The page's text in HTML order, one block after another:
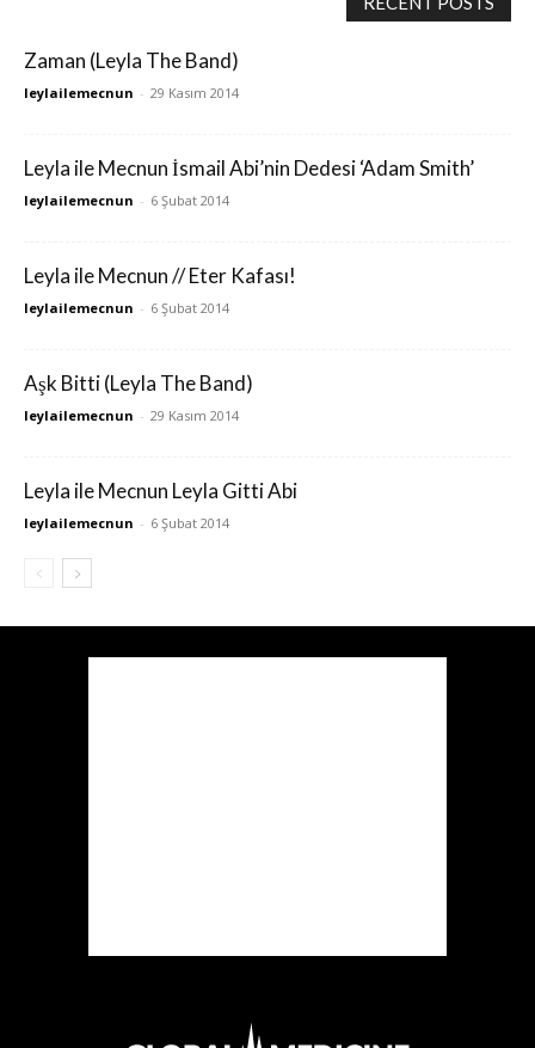
Zaman (Leyla The Band)
leylailemecnun - 29 Kasım 2014
Leyla ile Mecnun İsmail Abi’nin Dedesi ‘Adam Smith’
leylailemecnun - 6 Şubat 2014
Leyla ile Mecnun // Eter Kafası!
leylailemecnun - 6 Şubat 2014
Aşk Bitti (Leyla The Band)
leylailemecnun - 29 Kasım 2014
Leyla ile Mecnun Leyla Gitti Abi
leylailemecnun - 6 Şubat 2014